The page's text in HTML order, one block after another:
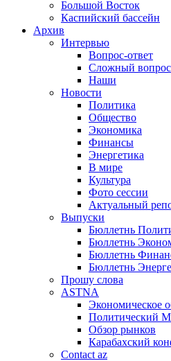
Большой Восток
Каспийский бассейн
Архив
Интервью
Вопрос-ответ
Сложный вопрос
Наши
Новости
Политика
Общество
Экономика
Финансы
Энергетика
В мире
Культура
Фото сессии
Актуальный
Выпуски
Бюллетнь
Бюллетнь
Бюллетнь
Бюллетнь
Прошу слова
ASTNA
Экономическое
Политический
Обзор рынков
Карабахский
Contact az